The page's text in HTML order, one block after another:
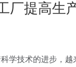
厂提高生
科学技术的进步，越